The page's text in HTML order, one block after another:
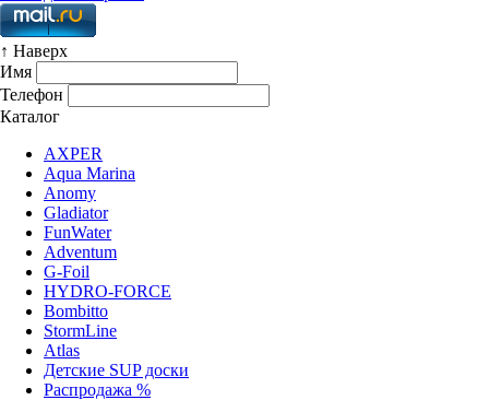
↑ Наверх
Имя
Телефон
Каталог
AXPER
Aqua Marina
Anomy
Gladiator
FunWater
Adventum
G-Foil
HYDRO-FORCE
Bombitto
StormLine
Atlas
Детские SUP доски
Распродажа %